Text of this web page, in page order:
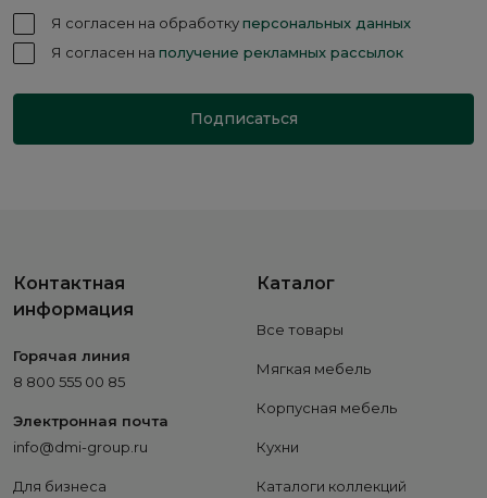
Я согласен на обработкуперсональных данных
Я согласен на получение рекламных рассылок
Подписаться
Контактная
информация
Горячая линия
8 800 555 00 85
Электронная почта
info@dmi-group.ru
Для бизнеса
Каталог
Все товары
Мягкая мебель
Корпусная мебель
Кухни
Каталоги коллекций